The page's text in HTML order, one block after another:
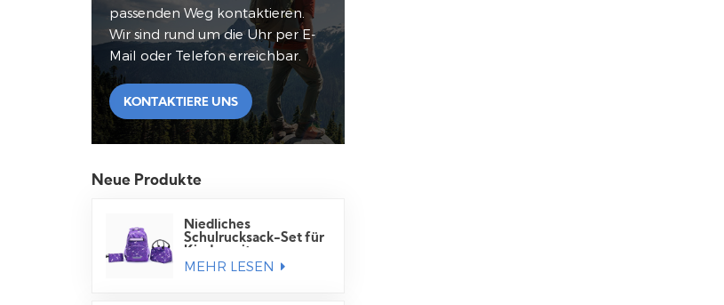
passenden Weg kontaktieren.
Wir sind rund um die Uhr per E-
Mail oder Telefon erreichbar.
KONTAKTIERE UNS
Neue Produkte
Niedliches
Schulrucksack-Set für
Lunchtasche
MEHR LESEN